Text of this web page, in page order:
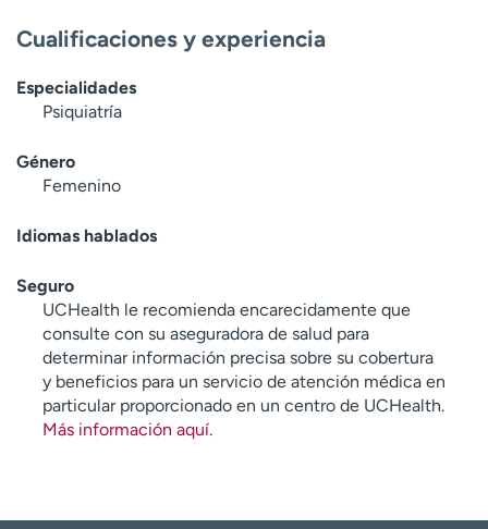
a
Cualificaciones y experiencia
Especialidades
Psiquiatría
Género
Femenino
Idiomas hablados
Seguro
UCHealth le recomienda encarecidamente que
consulte con su aseguradora de salud para
determinar información precisa sobre su cobertura
y beneficios para un servicio de atención médica en
particular proporcionado en un centro de UCHealth.
Más información aquí.